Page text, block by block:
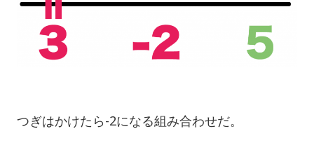
つぎはかけたら-2になる組み合わせだ。